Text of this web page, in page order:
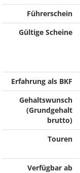
Führerschein
Gültige Scheine
Erfahrung als BKF
Gehaltswunsch
(Grundgehalt
brutto)
Touren
Verfügbar ab